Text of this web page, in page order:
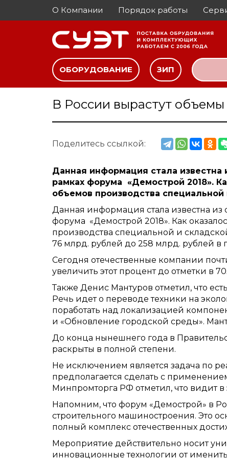
О Компании Порядок работы
ОБОРУДОВАНИЕ ЗИП
В России вырастут объемы
Поделитесь ссылкой:
Данная информация стала
рамках форума «Демострой 2018».
объемов производства
Данная информация стала известна
форума «Демострой 2018». Как
производства специальной и
76 млрд. рублей до 258 млрд. рублей
Сегодня отечественные компании
увеличить этот процент до отметки в
Также Денис Мантуров отметил, что
Речь идет о переводе техники на
поработать над локализацией
и «Обновление городской среды».
До конца нынешнего года в
раскрыты в полной степени.
Не исключением является задача по
предполагается сделать с
Минпромторга РФ отметил, что видит
Напомним, что форум «Демострой» в
строительного машиностроения. Это
полный комплекс отечественных
Мероприятие действительно носит
инновационные технологии от